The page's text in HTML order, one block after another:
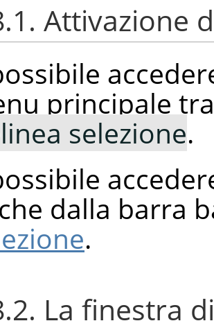
Attivazione
principale
selezione.
dalla barra
.
La finestra